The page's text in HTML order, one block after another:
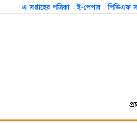
এ সপ্তাহের পত্রিকা ই-পেপার পিডিএফ